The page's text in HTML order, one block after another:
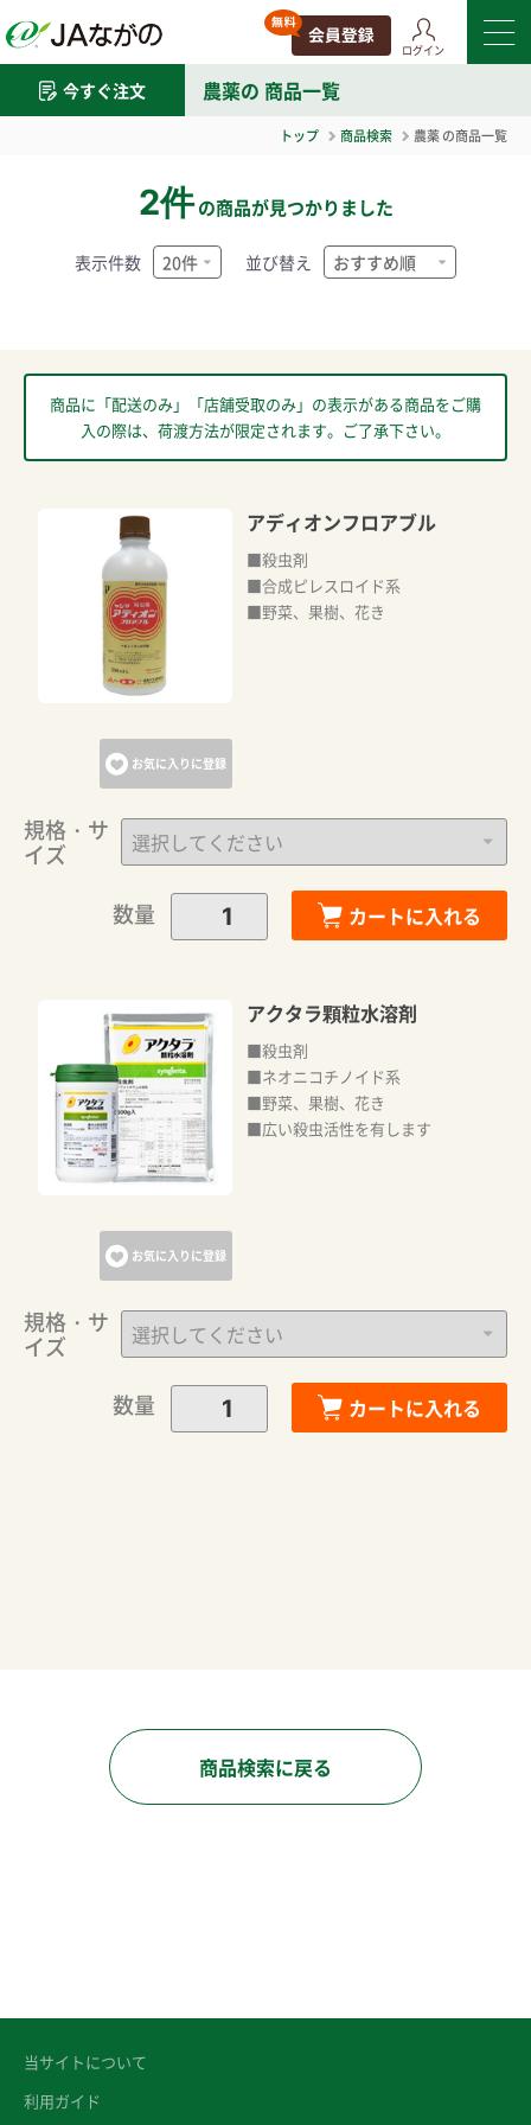
ログイン
今すぐ注文 農薬の 商品一覧
トップ 商品検索 農薬の商品一覧
2件 の商品が見つかりました
表示件数 並び替え
商品に「配送のみ」「店舗受取のみ」の表示がある商品をご購
入の際は、荷渡方法が限定されます。ご了承下さい。
お気に入りに登録
アディオンフロアブル
■殺虫剤
■合成ピレスロイド系
■野菜、果樹、花き
規格・サ
イズ
数量
カートに入れる
お気に入りに登録
アクタラ顆粒水溶剤
■殺虫剤
■ネオニコチノイド系
■野菜、果樹、花き
■広い殺虫活性を有します
規格・サ
イズ
数量
カートに入れる
カートに追加しました。
商品検索に戻る
当サイトについて
利用ガイド